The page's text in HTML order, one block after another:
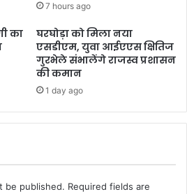
7 hours ago
का
घरघोड़ा को मिला नया
एसडीएम, युवा आईएएस क्षितिज
गुरभेले संभालेंगे राजस्व प्रशासन
की कमान
1 day ago
be published. Required fields are